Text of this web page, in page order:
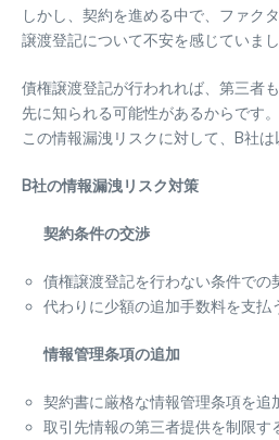
しかし、契約を進める中で、ファク
譲渡登記について不安を感じていまし
債権譲渡登記が行われれば、第三者
先に知られる可能性があるからです。
この情報漏洩リスクに対して、B社
B社の情報漏洩リスク対策
契約条件の交渉
債権譲渡登記を行わない条件での
代わりに少額の追加手数料を支払
情報管理条項の追加
契約書に厳格な情報管理条項を追
取引先情報の第三者提供を制限す